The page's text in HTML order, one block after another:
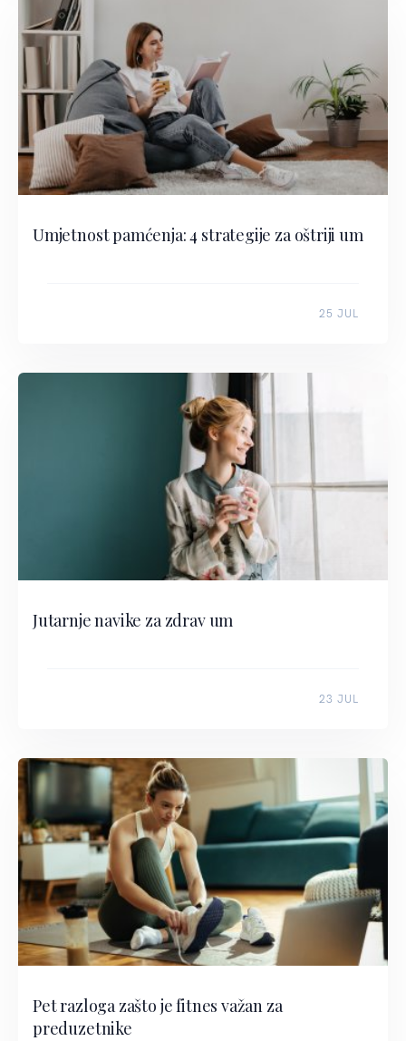
Umjetnost pamćenja: 4 strategije za oštriji um
25 JUL
Jutarnje navike za zdrav um
23 JUL
Pet razloga zašto je fitnes važan za
preduzetnike